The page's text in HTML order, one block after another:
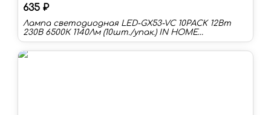
635 ₽
Лампа светодиодная LED-GX53-VC 10PACK 12Вт
230В 6500К 1140Лм (10шт./упак.) IN HOME
Мощность (Вт):12 Цоколь:GX53 Цветовая
температура:6500 К Длина:27 мм Световой
поток:1140 лм Световая отдача:95 лм/Вт Срок